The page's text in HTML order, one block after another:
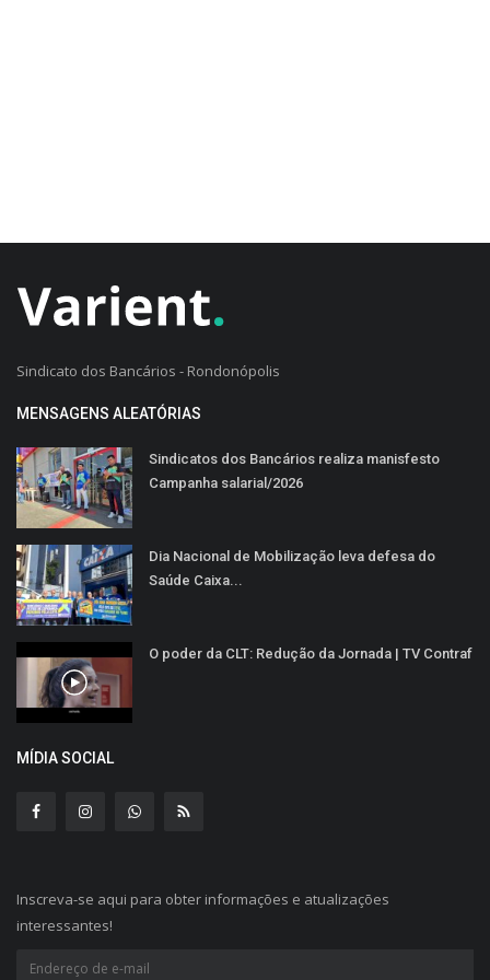
Sindicato dos Bancários - Rondonópolis
MENSAGENS ALEATÓRIAS
Sindicatos dos Bancários realiza manisfesto
Campanha salarial/2026
Dia Nacional de Mobilização leva defesa do
Saúde Caixa...
O poder da CLT: Redução da Jornada | TV Contraf
MÍDIA SOCIAL
Inscreva-se aqui para obter informações e atualizações
interessantes!